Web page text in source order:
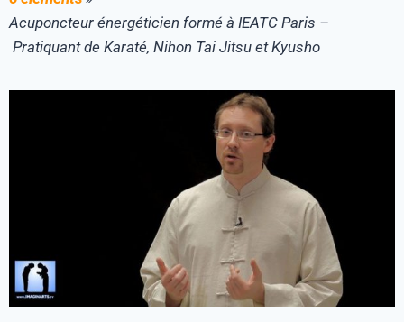
Acuponcteur énergéticien formé à IEATC Paris –
Pratiquant de Karaté, Nihon Tai Jitsu et Kyusho